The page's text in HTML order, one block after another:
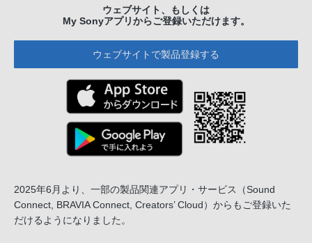
ウェブサイト、もしくは
My Sonyアプリからご登録いただけます。
ウェブサイトで製品登録する
2025年6月より、一部の製品関連アプリ・サービス
（Sound
Connect, BRAVIA Connect, Creators’ Cloud）からもご登録いた
だけるようになりました。